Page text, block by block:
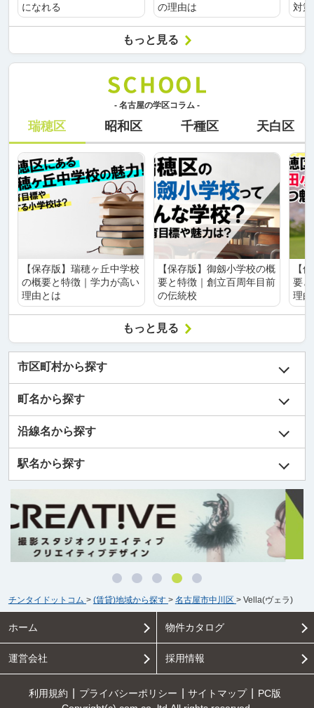
になれる
の理由は
対
もっと見る
- 名古屋の学区コラム -
瑞穂区 昭和区 千種区 天白区
【保存版】瑞穂ヶ丘中学校
の概要と特徴｜学力が高い
理由とは
【保存版】御劔小学校の概
要と特徴｜創立百周年目前
の伝統校
【
要
理
もっと見る
市区町村から探す
町名から探す
沿線名から探す
駅名から探す
チンタイドットコム > (賃貸)地域から探す > 名古屋市中川区 > Vella(ヴェラ)
ホーム 物件カタログ
運営会社 採用情報
利用規約 プライバシーポリシー サイトマップ
PC版